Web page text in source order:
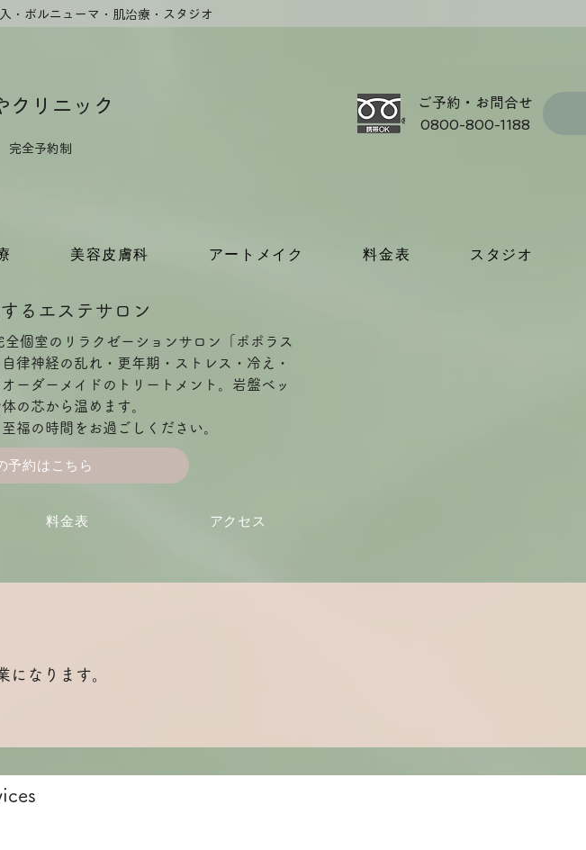
・ボルニューマ・肌治療・スタジオ
クリニック
​完全予約制
ご予約・お問合せ
0800-800-1188
美容皮膚科 アートメイク 料金表 スタジオ
るエステサロン
個室のリラクゼーションサロン「ポポラス
律神経の乱れ・更年期・ストレス・冷え・
ーダーメイドのトリートメント。岩盤ベッ
の芯から温めます。
福の時間をお過ごしください。
予約はこちら
料金表 アクセス
なります。